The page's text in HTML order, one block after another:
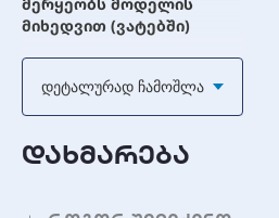
მერყეობს მოდელის
მიხედვით (ვატებში)
ვენტილატორის
მახასიათებლები
(ჰაერის
ქულერებისთვის)
Დეტალურად Ჩამოშლა
დახმარება